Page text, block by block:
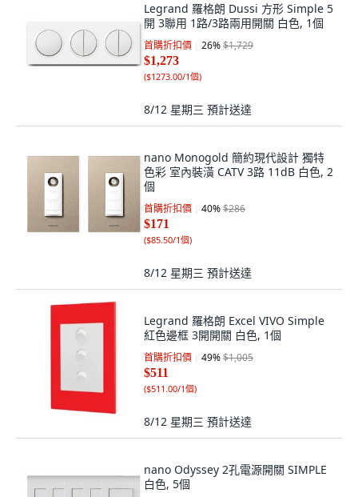
Legrand 羅格朗 Dussi 方形 Simple 5
開 3聯用 1路/3路兩用開關 白色, 1個
首購折扣價 26%$1,729
$1,273
($1273.00/1個)
8/12 星期三 預計送達
nano Monogold 簡約現代設計 獨特
色彩 室內裝潢 CATV 3路 11dB 白色, 2
個
首購折扣價 40%$286
$171
($85.50/1個)
8/12 星期三 預計送達
Legrand 羅格朗 Excel VIVO Simple
紅色邊框 3開開關 白色, 1個
首購折扣價 49%$1,005
$511
($511.00/1個)
8/12 星期三 預計送達
nano Odyssey 2孔電源開關 SIMPLE
白色, 5個